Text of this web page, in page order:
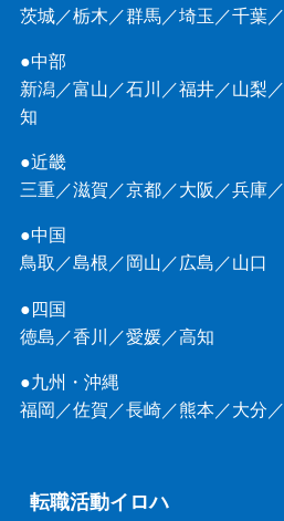
茨城／栃木 ／群馬／埼玉 ／千葉／
●中部
新潟／富山 ／石川 ／福井／山梨 ／
知
●近畿
三重／滋賀 ／京都／大阪 ／兵庫／
●中国
鳥取 ／島根 ／ 岡山 ／ 広島 ／山口
●四国
徳島 ／香川 ／愛媛／高知
●九州・沖縄
福岡 ／佐賀 ／長崎／熊本／大分 ／
転職活動イロハ